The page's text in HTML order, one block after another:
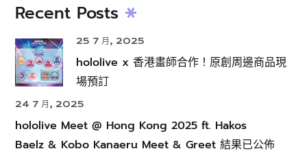
Recent Posts
25 7 月, 2025
hololive x 香港畫師合作！原創周邊商品現
場預訂
24 7 月, 2025
hololive Meet @ Hong Kong 2025 ft. Hakos
Baelz & Kobo Kanaeru Meet & Greet 結果已公佈